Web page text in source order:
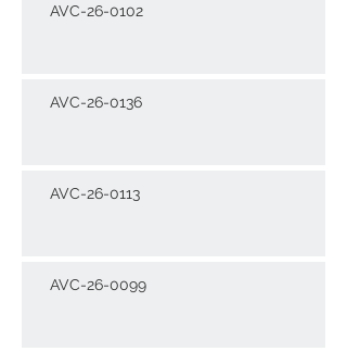
AVC-26-0102
AVC-26-0136
AVC-26-0113
AVC-26-0099